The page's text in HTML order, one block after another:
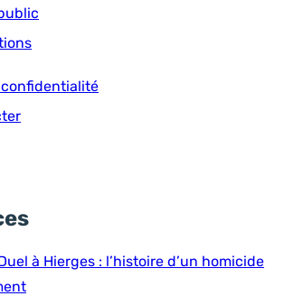
à Hierges : l’histoire d’un homicide